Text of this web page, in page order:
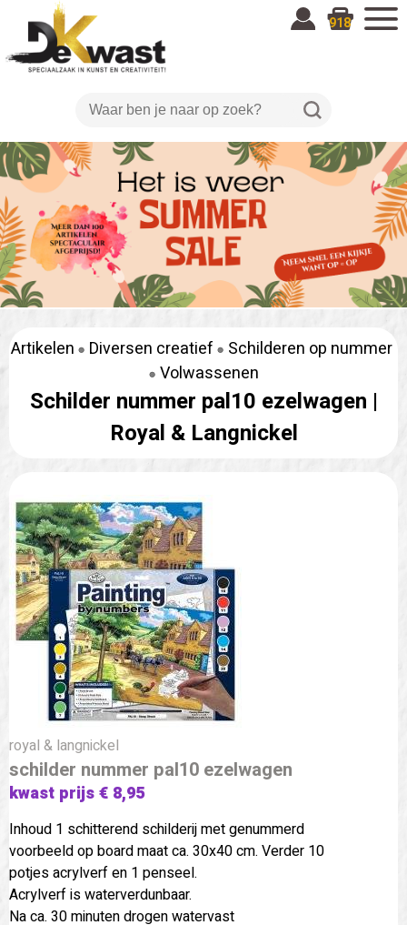
918
Artikelen Diversen creatief
Schilderen op nummer
Volwassenen
Schilder nummer pal10 ezelwagen |
Royal & Langnickel
royal & langnickel
schilder nummer pal10 ezelwagen
kwast prijs € 8,95
Inhoud 1 schitterend schilderij met genummerd
voorbeeld op board maat ca. 30x40 cm. Verder 10
potjes acrylverf en 1 penseel.
Acrylverf is waterverdunbaar.
Na ca. 30 minuten drogen watervast